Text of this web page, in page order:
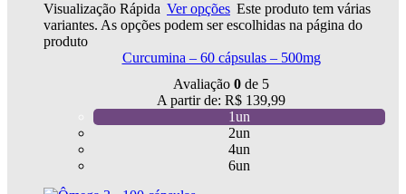
Visualização Rápida Ver opções Este produto tem várias
variantes. As opções podem ser escolhidas na página do
produto
Curcumina – 60 cápsulas – 500mg
Avaliação 0 de 5
A partir de: R$ 139,99
1un
2un
4un
6un